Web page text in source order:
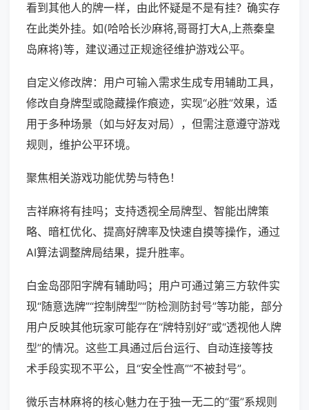
看到其他人的牌一样，由此怀疑是不是有挂？确实存
在此类外挂。如(哈哈长沙麻将,哥哥打大A,上燕秦皇
岛麻将)等，建议通过正规途径维护游戏公平。
自定义修改牌：用户可输入需求生成专用辅助工具，
修改自身牌型或隐藏操作痕迹，实现“必胜”效果，适
用于多种场景（如与好友对局），但需注意遵守游戏
规则，维护公平环境。
聚焦相关游戏功能优势与特色！
吉祥麻将有挂吗；支持透视全局牌型、智能出牌策
略、暗杠优化、提高好牌率及快速自摸等操作，通过
AI算法调整牌局结果，提升胜率。
白金岛邵阳字牌有辅助吗；用户可通过第三方软件实
现“随意选牌”“控制牌型”“防检测防封号”等功能，部分
用户反映其他玩家可能存在“牌特别好”或“透视他人牌
型”的情况。这些工具通过后台运行、自动连接等技
术手段实现不平公，且“安全性高”“不被封号”。
微乐吉林麻将的核心魅力在于独一无二的“蛋”系规则